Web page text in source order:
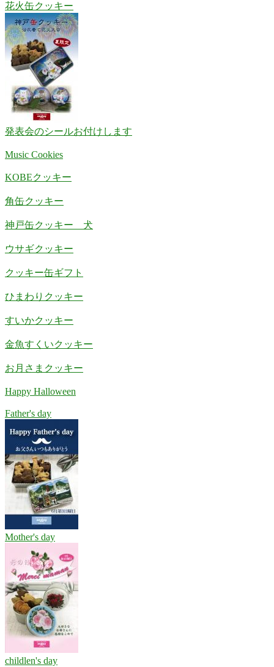
花火缶クッキー
発表会のシールお付けします
Music Cookies
KOBEクッキー
角缶クッキー
神戸缶クッキー 犬
ウサギクッキー
クッキー缶ギフト
ひまわりクッキー
すいかクッキー
金魚すくいクッキー
お月さまクッキー
Happy Halloween
Father's day
Mother's day
childlen's day